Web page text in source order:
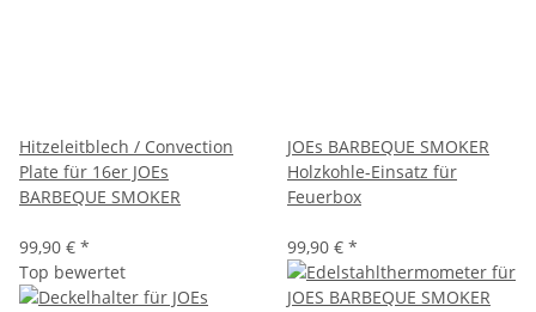
Hitzeleitblech / Convection
Plate für 16er JOEs
BARBEQUE SMOKER
99,90 € *
JOEs BARBEQUE SMOKER
Holzkohle-Einsatz für
Feuerbox
99,90 € *
Top bewertet